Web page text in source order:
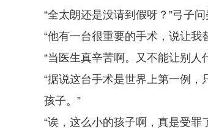
“全太朗还是没请到假呀？”弓子
“他有一台很重要的手术，说让我
“当医生真辛苦啊。又不能让别人
“据说这台手术是世界上第一例
孩子。”
“诶，这么小的孩子啊，真是受罪